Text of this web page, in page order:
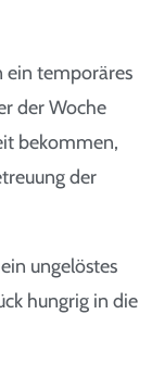
ein temporäres
der Woche
bekommen,
der
ungelöstes
hungrig in die